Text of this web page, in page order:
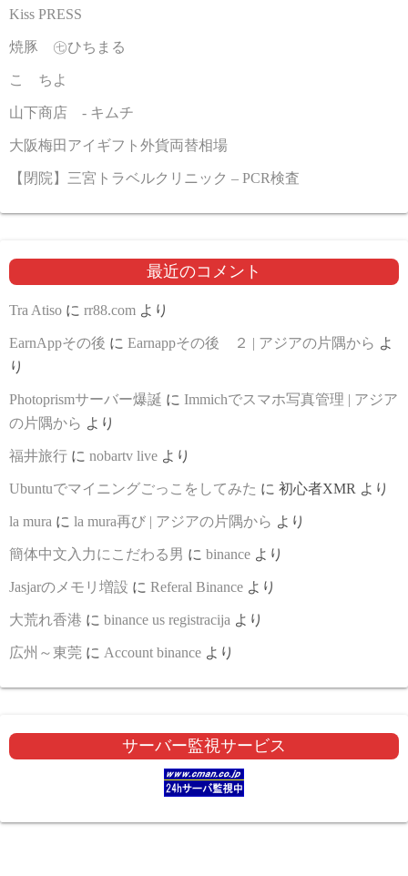
Kiss PRESS
焼豚 ㊆ひちまる
こゝちよ
山下商店 - キムチ
大阪梅田アイギフト外貨両替相場
【閉院】三宮トラベルクリニック – PCR検査
最近のコメント
Tra Atiso に rr88.com より
EarnAppその後 に Earnappその後 ２ | アジアの片隅から よ
り
Photoprismサーバー爆誕 に Immichでスマホ写真管理 | アジア
の片隅から より
福井旅行 に nobartv live より
Ubuntuでマイニングごっこをしてみた に 初心者XMR より
la mura に la mura再び | アジアの片隅から より
簡体中文入力にこだわる男 に binance より
Jasjarのメモリ増設 に Referal Binance より
大荒れ香港 に binance us registracija より
広州～東莞 に Account binance より
サーバー監視サービス